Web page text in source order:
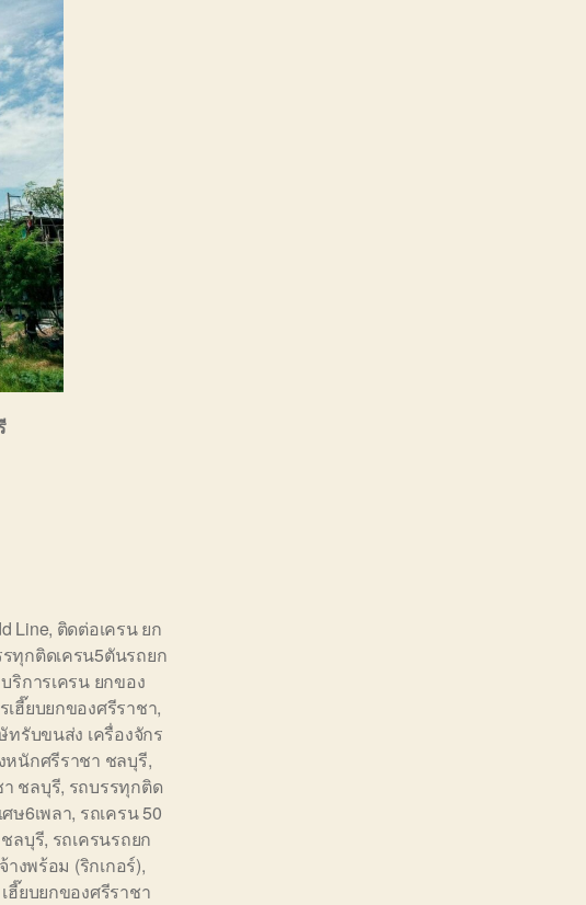
Line, ติดต่อเครน ยก
ทุกติดเครน5ตันรถยก
บริการเครน ยกของ
เฮี๊ยบยกของศรีราชา,
ทรับขนส่ง เครื่องจักร
นักศรีราชา ชลบุรี,
ชลบุรี, รถบรรทุกติด
ษ6เพลา, รถเครน 50
ลบุรี, รถเครนรถยก
างพร้อม (ริกเกอร์),
เฮี๊ยบยกของศรีราชา